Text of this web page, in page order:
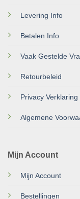
Levering Info
Betalen Info
Vaak Gestelde
Retourbeleid
Privacy Verklaring
Algemene
Mijn Account
Mijn Account
Bestellingen